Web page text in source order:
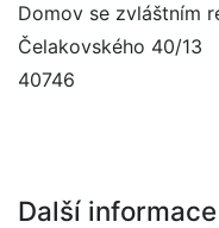
Domov se zvláštním
Čelakovského 40/13
40746
Další